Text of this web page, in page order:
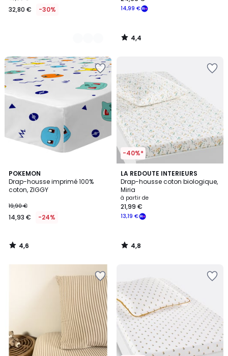
32,80 € -30% 14,99 €
4,4
/
POKEMON
Drap-housse imprimé 100%
coton, ZIGGY
19,90 €
14,93 € -24%
4,6
/ 5
4,6
/
-40%*
LA REDOUTE INTERIEURS
Drap-housse coton biologique,
Miria
à partir de
13,19 €
21,99 €
4,8
/ 5
4,8
/